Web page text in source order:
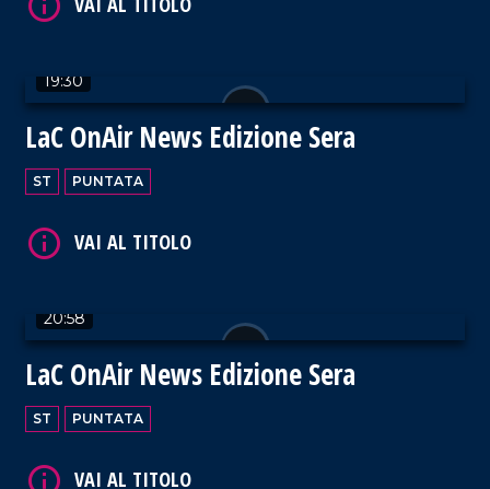
19:30
LaC OnAir News Edizione Sera
ST PUNTATA
20:58
LaC OnAir News Edizione Sera
ST PUNTATA
VAI AL TITOLO
VAI AL TITOLO